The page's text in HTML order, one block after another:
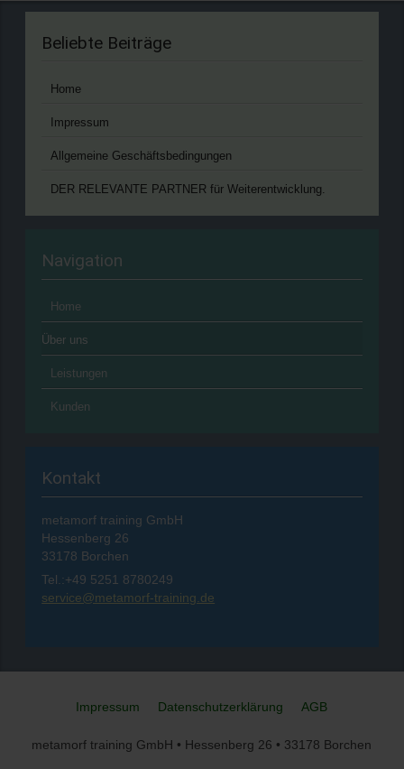
Beliebte Beiträge
Home
Impressum
Allgemeine Geschäftsbedingungen
DER RELEVANTE PARTNER für Weiterentwicklung.
Navigation
Home
Über uns
Leistungen
Kunden
Kontakt
metamorf training GmbH
Hessenberg 26
33178 Borchen
Tel.:+49 5251 8780249
service@metamorf-training.de
Impressum Datenschutzerklärung AGB
metamorf training GmbH • Hessenberg 26 • 33178 Borchen